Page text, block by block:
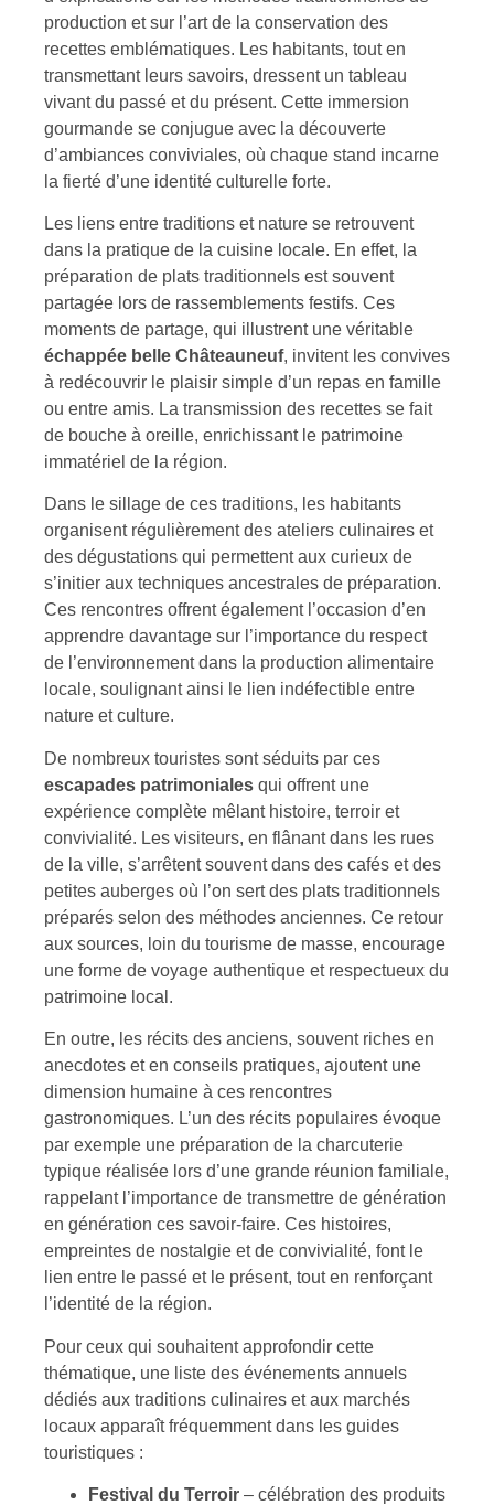
production et sur l’art de la conservation des
recettes emblématiques. Les habitants, tout en
transmettant leurs savoirs, dressent un tableau
vivant du passé et du présent. Cette immersion
gourmande se conjugue avec la découverte
d’ambiances conviviales, où chaque stand incarne
la fierté d’une identité culturelle forte.
Les liens entre traditions et nature se retrouvent
dans la pratique de la cuisine locale. En effet, la
préparation de plats traditionnels est souvent
partagée lors de rassemblements festifs. Ces
moments de partage, qui illustrent une véritable
échappée belle Châteauneuf, invitent les convives
à redécouvrir le plaisir simple d’un repas en famille
ou entre amis. La transmission des recettes se fait
de bouche à oreille, enrichissant le patrimoine
immatériel de la région.
Dans le sillage de ces traditions, les habitants
organisent régulièrement des ateliers culinaires et
des dégustations qui permettent aux curieux de
s’initier aux techniques ancestrales de préparation.
Ces rencontres offrent également l’occasion d’en
apprendre davantage sur l’importance du respect
de l’environnement dans la production alimentaire
locale, soulignant ainsi le lien indéfectible entre
nature et culture.
De nombreux touristes sont séduits par ces
escapades patrimoniales qui offrent une
expérience complète mêlant histoire, terroir et
convivialité. Les visiteurs, en flânant dans les rues
de la ville, s’arrêtent souvent dans des cafés et des
petites auberges où l’on sert des plats traditionnels
préparés selon des méthodes anciennes. Ce retour
aux sources, loin du tourisme de masse, encourage
une forme de voyage authentique et respectueux du
patrimoine local.
En outre, les récits des anciens, souvent riches en
anecdotes et en conseils pratiques, ajoutent une
dimension humaine à ces rencontres
gastronomiques. L’un des récits populaires évoque
par exemple une préparation de la charcuterie
typique réalisée lors d’une grande réunion familiale,
rappelant l’importance de transmettre de génération
en génération ces savoir-faire. Ces histoires,
empreintes de nostalgie et de convivialité, font le
lien entre le passé et le présent, tout en renforçant
l’identité de la région.
Pour ceux qui souhaitent approfondir cette
thématique, une liste des événements annuels
dédiés aux traditions culinaires et aux marchés
locaux apparaît fréquemment dans les guides
touristiques :
Festival du Terroir – célébration des produits